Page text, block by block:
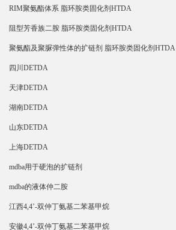
RIM聚氨酯体系 脂环胺类固化剂HTDA
阻型芳香族二胺 脂环胺类固化剂HTDA
聚氨酯及聚脲弹性体的扩链剂 脂环胺类固化剂HTDA
四川DETDA
天津DETDA
湖南DETDA
山东DETDA
上海DETDA
mdba用于硬泡的扩链剂
mdba的液体仲二胺
江西4,4’-双仲丁氨基二苯基甲烷
安徽4,4’-双仲丁氨基二苯基甲烷